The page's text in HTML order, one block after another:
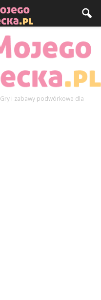
Gry i zabawy podwórkowe dla